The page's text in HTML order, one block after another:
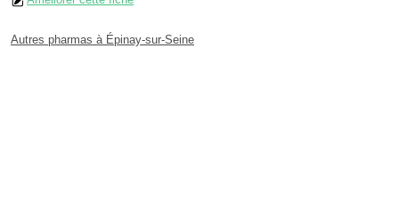
Autres pharmas à Épinay-sur-Seine